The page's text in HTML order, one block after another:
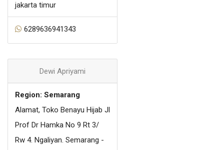
jakarta timur
6289636941343
Dewi Apriyami
Region: Semarang
Alamat, Toko Benayu Hijab Jl
Prof Dr Hamka No 9 Rt 3/
Rw 4. Ngaliyan. Semarang -